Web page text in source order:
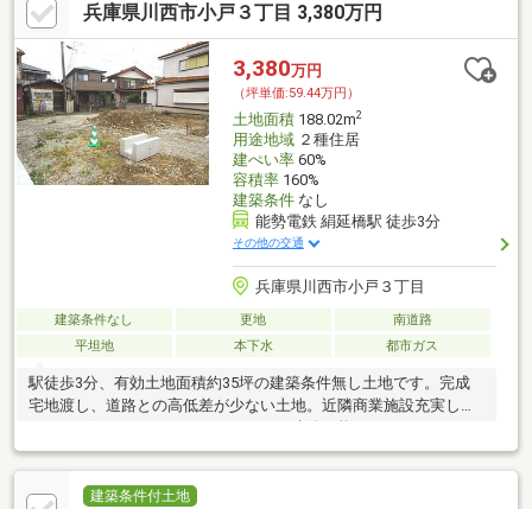
兵庫県川西市小戸３丁目 3,380万円
3,380万円
（坪単価:59.44万円）
土地面積188.02m2
用途地域２種住居
建ぺい率60%
容積率160%
建築条件なし
能勢電鉄 絹延橋駅 徒歩3分
その他の交通
兵庫県川西市小戸３丁目
建築条件なし 更地
南道路
平坦地
本下水 都市ガス
駅徒歩3分、有効土地面積約35坪の建築条件無し土地です。完成
宅地渡し、道路との高低差が少ない土地。近隣商業施設充実して
建築条件付土地